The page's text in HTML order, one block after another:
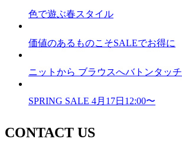
色で遊ぶ春スタイル
価値のあるものこそSALEでお得に
ニットから ブラウスへバトンタッチ
SPRING SALE 4月17日12:00〜
CONTACT US